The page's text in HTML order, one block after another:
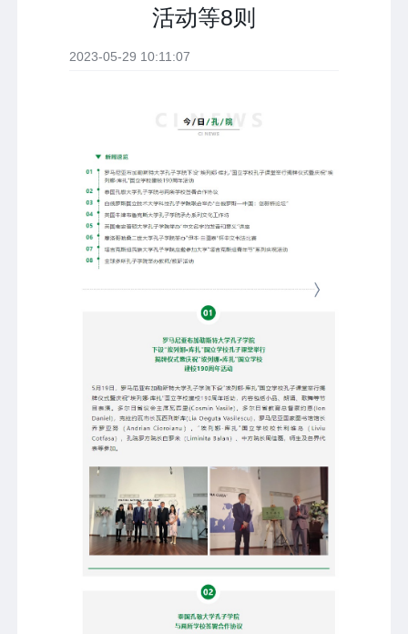
活动等8则
2023-05-29 10:11:07